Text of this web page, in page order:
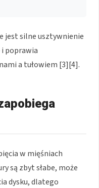
jest silne usztywnienie
poprawia
a tułowiem [3][4].
w mięśniach
są zbyt słabe, może
dysku, dlatego